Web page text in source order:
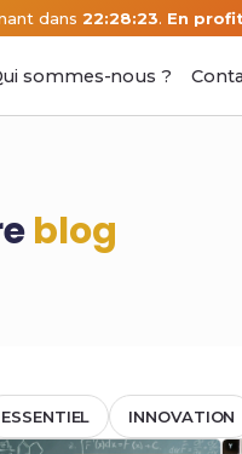
dans 22:28:23. En
sommes-nous ?
blog
ESSENTIEL INNOVATION